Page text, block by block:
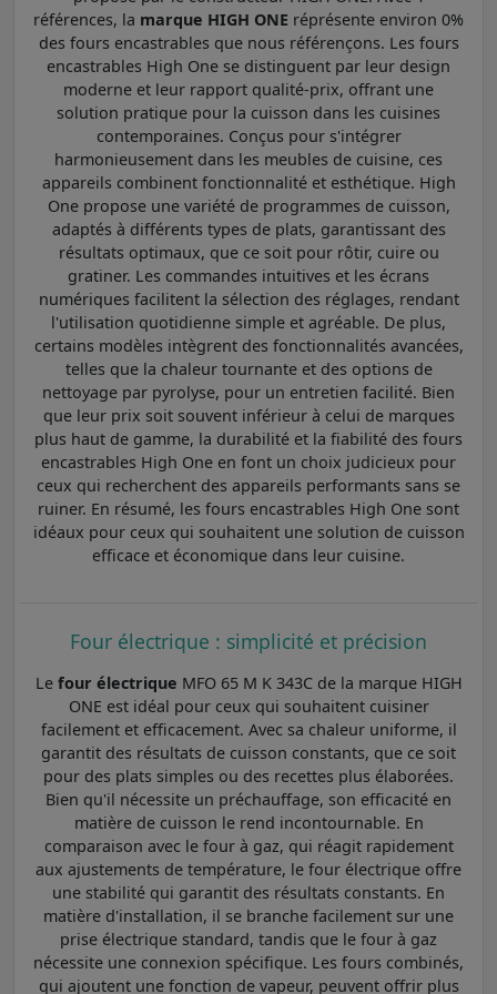
références, la marque HIGH ONE réprésente environ 0%
des fours encastrables que nous référençons. Les fours
encastrables High One se distinguent par leur design
moderne et leur rapport qualité-prix, offrant une
solution pratique pour la cuisson dans les cuisines
contemporaines. Conçus pour s'intégrer
harmonieusement dans les meubles de cuisine, ces
appareils combinent fonctionnalité et esthétique. High
One propose une variété de programmes de cuisson,
adaptés à différents types de plats, garantissant des
résultats optimaux, que ce soit pour rôtir, cuire ou
gratiner. Les commandes intuitives et les écrans
numériques facilitent la sélection des réglages, rendant
l'utilisation quotidienne simple et agréable. De plus,
certains modèles intègrent des fonctionnalités avancées,
telles que la chaleur tournante et des options de
nettoyage par pyrolyse, pour un entretien facilité. Bien
que leur prix soit souvent inférieur à celui de marques
plus haut de gamme, la durabilité et la fiabilité des fours
encastrables High One en font un choix judicieux pour
ceux qui recherchent des appareils performants sans se
ruiner. En résumé, les fours encastrables High One sont
idéaux pour ceux qui souhaitent une solution de cuisson
efficace et économique dans leur cuisine.
Four électrique : simplicité et précision
Le four électrique MFO 65 M K 343C de la marque HIGH
ONE est idéal pour ceux qui souhaitent cuisiner
facilement et efficacement. Avec sa chaleur uniforme, il
garantit des résultats de cuisson constants, que ce soit
pour des plats simples ou des recettes plus élaborées.
Bien qu'il nécessite un préchauffage, son efficacité en
matière de cuisson le rend incontournable. En
comparaison avec le four à gaz, qui réagit rapidement
aux ajustements de température, le four électrique offre
une stabilité qui garantit des résultats constants. En
matière d'installation, il se branche facilement sur une
prise électrique standard, tandis que le four à gaz
nécessite une connexion spécifique. Les fours combinés,
qui ajoutent une fonction de vapeur, peuvent offrir plus